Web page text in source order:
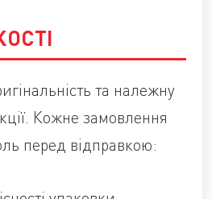
та належну
Кожне замовлення
перед відправкою: